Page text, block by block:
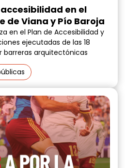
en el
de Viana y Pío Baroja
en el Plan de Accesibilidad y
ejecutadas de las 18
barreras arquitectónicas